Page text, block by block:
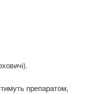
препаратом,